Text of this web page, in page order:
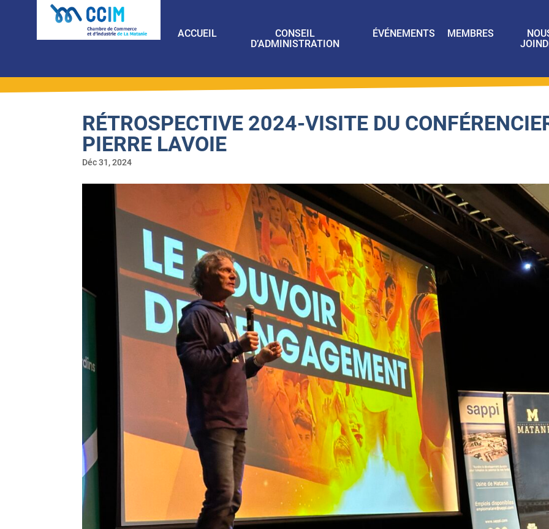
ACCUEIL
CONSEIL
D’ADMINISTRATION
ÉVÉNEMENTS MEMBRES
RÉTROSPECTIVE 2024-VISITE DU
PIERRE LAVOIE
Déc 31, 2024